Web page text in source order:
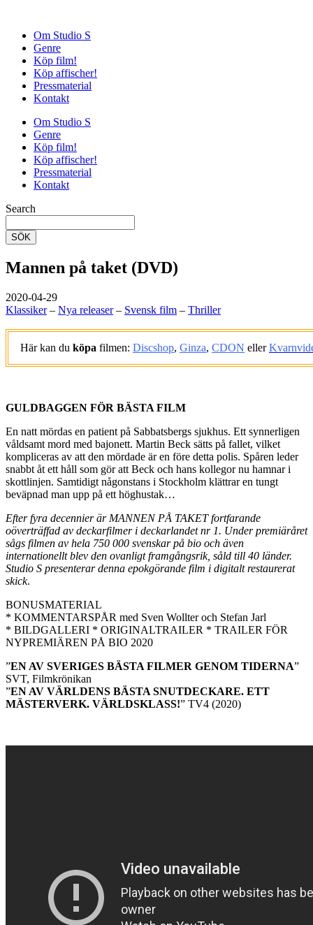
Om Studio S
Genre
Köp film!
Köp affischer!
Pressmaterial
Kontakt
Om Studio S
Genre
Köp film!
Köp affischer!
Pressmaterial
Kontakt
Search
SÖK
Mannen på taket (DVD)
2020-04-29
Klassiker– Nya releaser– Svensk film – Thriller
Här kan du köpa filmen: Discshop, Ginza, CDON eller
GULDBAGGEN FÖR BÄSTA FILM
En natt mördas en patient på Sabbatsbergs sjukhus. Ett synnerligen
våldsamt mord med bajonett. Martin Beck sätts på fallet, vilket
kompliceras av att den mördade är en före detta polis. Spåren leder
snabbt åt ett håll som gör att Beck och hans kollegor nu hamnar i
skottlinjen. Samtidigt någonstans i Stockholm klättrar en tungt
beväpnad man upp på ett höghustak…
Efter fyra decennier är MANNEN PÅ TAKET fortfarande
oöverträffad av deckarfilmer i deckarlandet nr 1. Under premiäråret
sågs filmen av hela 750 000 svenskar på bio och även
internationellt blev den ovanligt framgångsrik, såld till 40 länder.
Studio S presenterar denna epokgörande film i digitalt restaurerat
skick.
BONUSMATERIAL
* KOMMENTARSPÅR med Sven Wollter och Stefan Jarl
* BILDGALLERI * ORIGINALTRAILER * TRAILER FÖR
NYPREMIÄREN PÅ BIO 2020
”EN AV SVERIGES BÄSTA FILMER GENOM TIDERNA”
SVT, Filmkrönikan
”EN AV VÄRLDENS BÄSTA SNUTDECKARE. ETT
MÄSTERVERK. VÄRLDSKLASS!” TV4 (2020)